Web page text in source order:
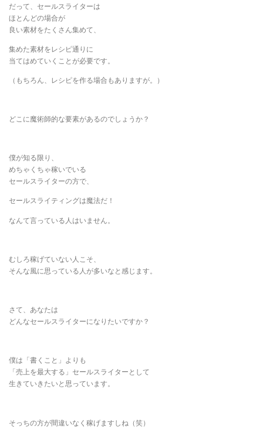
だって、セールスライターは
ほとんどの場合が
良い素材をたくさん集めて、
集めた素材をレシピ通りに
当てはめていくことが必要です。
（もちろん、レシピを作る場合もありますが。）
どこに魔術師的な要素があるのでしょうか？
僕が知る限り、
めちゃくちゃ稼いでいる
セールスライターの方で、
セールスライティングは魔法だ！
なんて言っている人はいません。
むしろ稼げていない人こそ、
そんな風に思っている人が多いなと感じます。
さて、あなたは
どんなセールスライターになりたいですか？
僕は「書くこと」よりも
「売上を最大する」セールスライターとして
生きていきたいと思っています。
そっちの方が間違いなく稼げますしね（笑）